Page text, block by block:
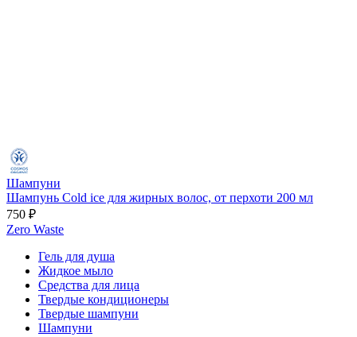
Шампуни
Шампунь Cold ice для жирных волос, от перхоти 200 мл
750 ₽
Zero Waste
Гель для душа
Жидкое мыло
Средства для лица
Твердые кондиционеры
Твердые шампуни
Шампуни